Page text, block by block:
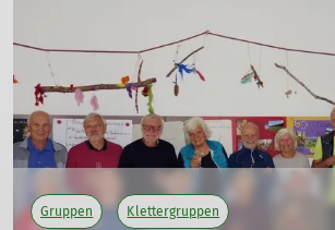
Treffpunkt
immer mittwochs ab 10:00 Uhr am
Bei schlechtem Wetter indoor in 2
1. Gruppe 09:00 - 11:00 Uhr, 2. Gruppe
Gruppen Klettergruppen